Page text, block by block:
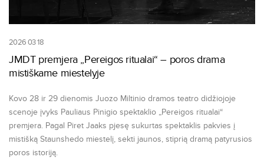
2026 03 18
JMDT premjera „Pereigos ritualai“ – poros drama
mistiškame miestelyje
Kovo 28 ir 29 dienomis Juozo Miltinio dramos teatro didžiojoje
scenoje įvyks Pauliaus Pinigio spektaklio „Pereigos ritualai“
premjera. Pagal Piret Jaaks pjesę sukurtas spektaklis pakvies į
mistišką Staunshedo miestelį, sekti jaunos, stiprią dramą patyrusios
poros istoriją.